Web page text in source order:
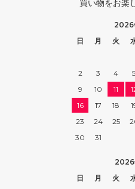
買い物をお楽
2026
日
月 火
2
3 4 5
9
10 11
16
17 18
23
24 25
30
31
2026
日
月 火